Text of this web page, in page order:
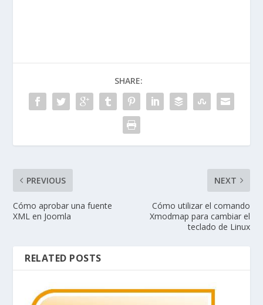
SHARE:
PREVIOUS
Cómo aprobar una fuente
XML en Joomla
NEXT
Cómo utilizar el comando
Xmodmap para cambiar el
teclado de Linux
RELATED POSTS